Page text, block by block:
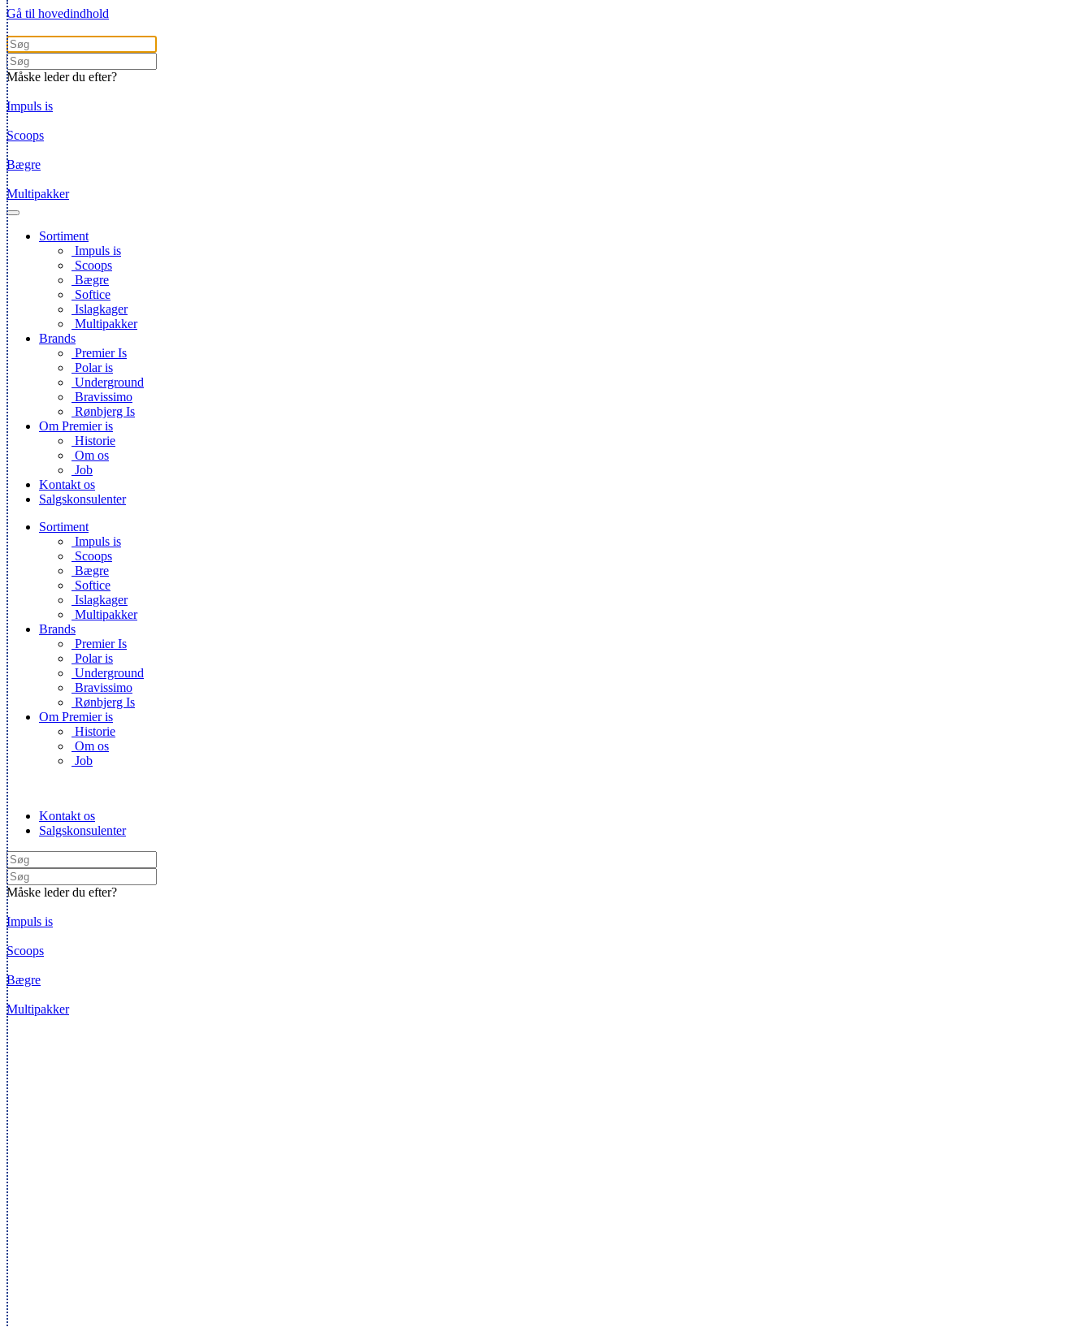
Gå til hovedindhold
Måske leder du efter?
Impuls is
Scoops
Bægre
Multipakker
Sortiment
Impuls is
Scoops
Bægre
Softice
Islagkager
Multipakker
Brands
Premier Is
Polar is
Underground
Bravissimo
Rønbjerg Is
Om Premier is
Historie
Om os
Job
Kontakt os
Salgskonsulenter
Sortiment
Impuls is
Scoops
Bægre
Softice
Islagkager
Multipakker
Brands
Premier Is
Polar is
Underground
Bravissimo
Rønbjerg Is
Om Premier is
Historie
Om os
Job
Kontakt os
Salgskonsulenter
Måske leder du efter?
Impuls is
Scoops
Bægre
Multipakker